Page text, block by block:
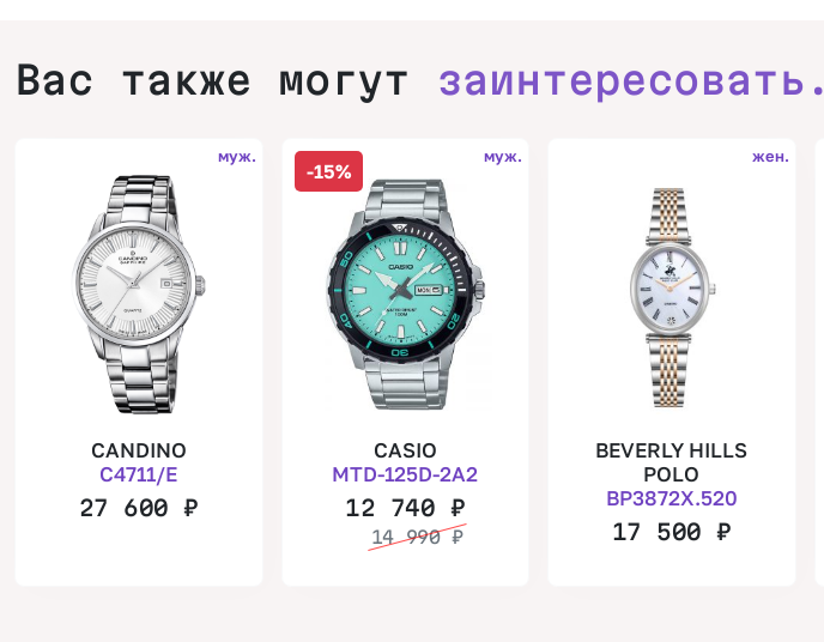
Вас также могут заинтересовать.
муж.
CANDINO
C4711/E
27 600₽
-15%
муж.
CASIO
MTD-125D-2A2
12 740 ₽
14 990₽
жен.
BEVERLY HILLS
POLO
BP3872X.520
17 500₽